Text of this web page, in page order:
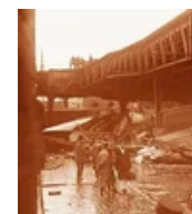
Related Articles
Mango Ice Cream :
कशाला? घरीच बनवा
Mango Tests: आंबे खरेदी
करा, नाहीतर फसवणूक होईल